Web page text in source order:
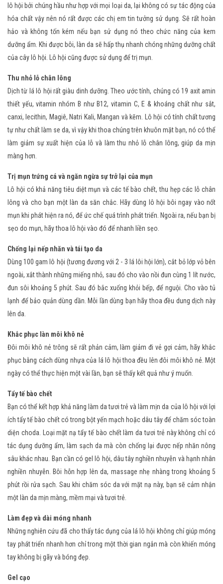
lô hội bởi chúng hầu như hợp với mọi loại da, lại không có sự tác động của
hóa chất vậy nên nó rất được các chị em tin tưởng sử dụng. Sẽ rất hoàn
hảo và không tốn kém nếu bạn sử dụng nó theo chức năng của kem
dưỡng ẩm. Khi được bôi, làn da sẽ hấp thụ nhanh chóng những dưỡng chất
của cây lô hội. Lô hội cũng được sử dụng để trị mụn.
Thu nhỏ lỗ chân lông
Dịch từ lá lô hội rất giàu dinh dưỡng. Theo ước tính, chúng có 19 axit amin
thiết yếu, vitamin nhóm B như B12, vitamin C, E & khoáng chất như sắt,
canxi, lecithin, Magiê, Natri Kali, Mangan và kẽm. Lô hội có tính chất tương
tự như chất làm se da, vì vậy khi thoa chúng trên khuôn mặt bạn, nó có thể
làm giảm sự xuất hiện của lỗ và làm thu nhỏ lỗ chân lông, giúp da mịn
màng hơn.
Trị mụn trứng cá và ngăn ngừa sự trở lại của mụn
Lô hội có khả năng tiêu diệt mụn và các tế bào chết, thu hẹp các lỗ chân
lông và cho bạn một làn da săn chắc. Hãy dùng lô hội bôi ngay vào nốt
mụn khi phát hiện ra nó, để ức chế quá trình phát triển. Ngoài ra, nếu bạn bị
sẹo do mụn, hãy thoa lô hội vào đó để nhanh liền sẹo.
Chống lại nếp nhăn và tái tạo da
Dùng 100 gam lô hội (tương đương với 2 - 3 lá lôi hội lớn), cắt bỏ lớp vỏ bên
ngoài, xắt thành những miếng nhỏ, sau đó cho vào nồi đun cùng 1 lít nước,
đun sôi khoảng 5 phút. Sau đó bắc xuống khỏi bếp, để nguội. Cho vào tủ
lạnh để bảo quản dùng dần. Mỗi lần dùng bạn hãy thoa đều dung dịch này
lên da.
Khắc phục làn môi khô nẻ
Đôi môi khô nẻ trông sẽ rất phản cảm, làm giảm đi vẻ gợi cảm, hãy khắc
phục bằng cách dùng nhựa của lá lô hội thoa đều lên đôi môi khô nẻ. Một
ngày có thể thực hiện một vài lần, bạn sẽ thấy kết quả như ý muốn.
Tẩy tế bào chết
Bạn có thể kết hợp khả năng làm da tươi trẻ và làm mịn da của lô hội với lợi
ích tẩy tế bào chết có trong bột yến mạch hoặc dâu tây để chăm sóc toàn
diện choda. Loại mặt nạ tẩy tế bào chết làm da tươi trẻ này không chỉ có
tác dụng dưỡng ẩm, làm sạch da mà còn chống lại được nếp nhăn nông
sâu khác nhau. Bạn cần có gel lô hội, dâu tây nghiền nhuyễn và hạnh nhân
nghiền nhuyễn. Bôi hỗn hợp lên da, massage nhẹ nhàng trong khoảng 5
phút rồi rửa sạch. Sau khi chăm sóc da với mặt nạ này, bạn sẽ cảm nhận
một làn da mịn màng, mềm mại và tươi trẻ.
Làm đẹp và dài móng nhanh
Những nghiên cứu đã cho thấy tác dụng của lá lô hội không chỉ giúp móng
tay phát triển nhanh hơn chỉ trong một thời gian ngắn mà còn khiến móng
tay không bị gãy và bóng đẹp.
Gel cạo